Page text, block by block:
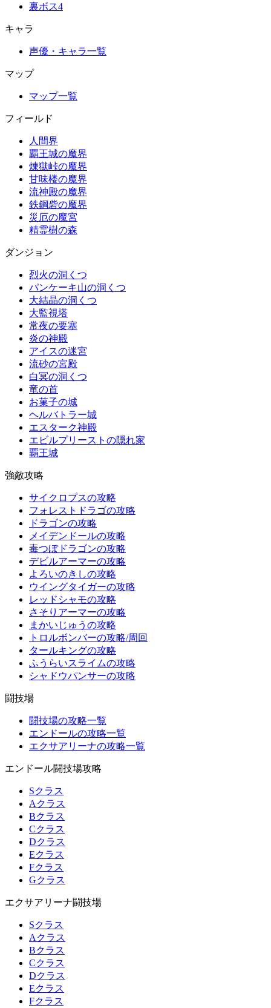
裏ボス4
キャラ
声優・キャラ一覧
マップ
マップ一覧
フィールド
人間界
覇王城の魔界
煉獄峠の魔界
甘味楼の魔界
流神殿の魔界
鉄鋼砦の魔界
災厄の魔宮
精霊樹の森
ダンジョン
烈火の洞くつ
パンケーキ山の洞くつ
大結晶の洞くつ
大監視塔
常夜の要塞
炎の神殿
アイスの迷宮
流砂の宮殿
白冥の洞くつ
竜の首
お菓子の城
ヘルバトラー城
エスターク神殿
エビルプリーストの隠れ家
覇王城
強敵攻略
サイクロプスの攻略
フォレストドラゴの攻略
ドラゴンの攻略
メイデンドールの攻略
毒つぼドラゴンの攻略
デビルアーマーの攻略
よろいのきしの攻略
ウイングタイガーの攻略
レッドシャモの攻略
さそりアーマーの攻略
まかいじゅうの攻略
トロルボンバーの攻略/周回
タールキングの攻略
ふうらいスライムの攻略
シャドウパンサーの攻略
闘技場
闘技場の攻略一覧
エンドールの攻略一覧
エクサアリーナの攻略一覧
エンドール闘技場攻略
Sクラス
Aクラス
Bクラス
Cクラス
Dクラス
Eクラス
Fクラス
Gクラス
エクサアリーナ闘技場
Sクラス
Aクラス
Bクラス
Cクラス
Dクラス
Eクラス
Fクラス